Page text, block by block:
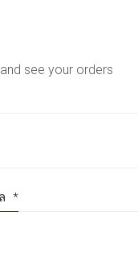
see your orders
*